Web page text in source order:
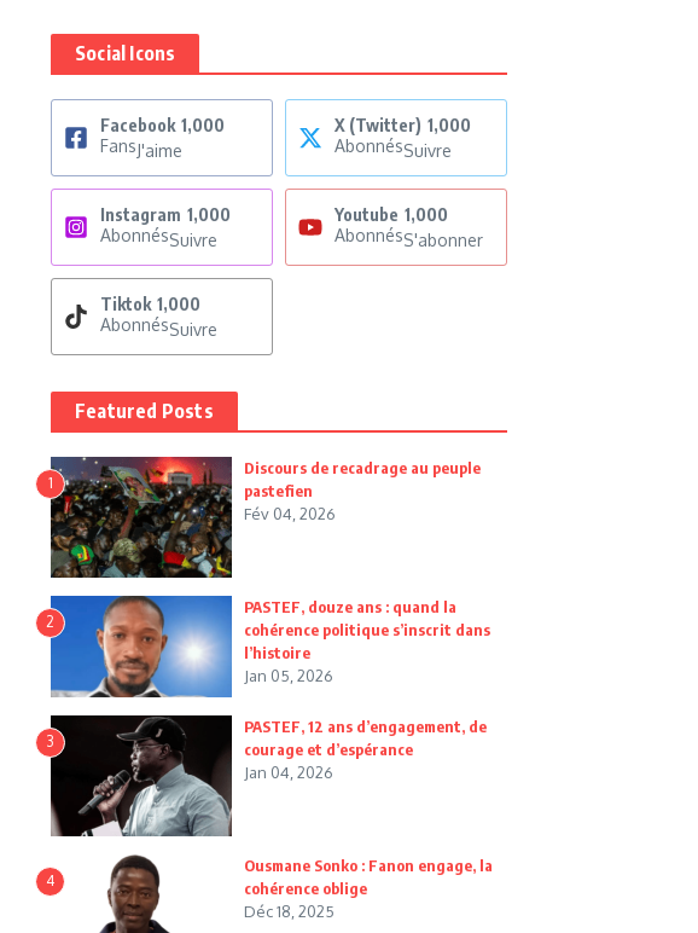
Social Icons
Facebook 1,000
FansJ'aime
X (Twitter) 1,000
AbonnésSuivre
Instagram 1,000
AbonnésSuivre
Youtube 1,000
AbonnésS'abonner
Tiktok 1,000
AbonnésSuivre
Featured Posts
1
Discours de recadrage au peuple
pastefien
Fév 04, 2026
2
PASTEF, douze ans : quand la
cohérence politique s’inscrit dans
l’histoire
Jan 05, 2026
3
PASTEF, 12 ans d’engagement, de
courage et d’espérance
Jan 04, 2026
4
Ousmane Sonko : Fanon engage, la
cohérence oblige
Déc 18, 2025